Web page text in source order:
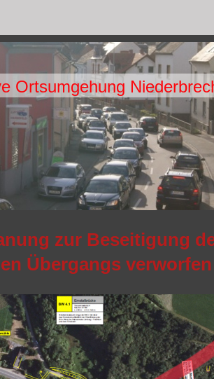
Ortsumgehung
zur Beseitigung
Übergangs verworfen